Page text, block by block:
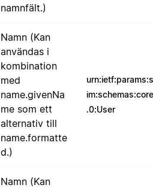
namnfält.)
Namn (Kan
användas i
kombination
med
name.givenNa
me som ett
alternativ till
name.formatte
d.)
.0:User
Namn (Kan